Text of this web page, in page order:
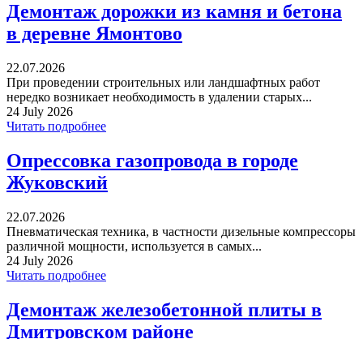
Демонтаж дорожки из камня и бетона
в деревне Ямонтово
22.07.2026
При проведении строительных или ландшафтных работ
нередко возникает необходимость в удалении старых...
24 July 2026
Читать подробнее
Опрессовка газопровода в городе
Жуковский
22.07.2026
Пневматическая техника, в частности дизельные компрессоры
различной мощности, используется в самых...
24 July 2026
Читать подробнее
Демонтаж железобетонной плиты в
Дмитровском районе